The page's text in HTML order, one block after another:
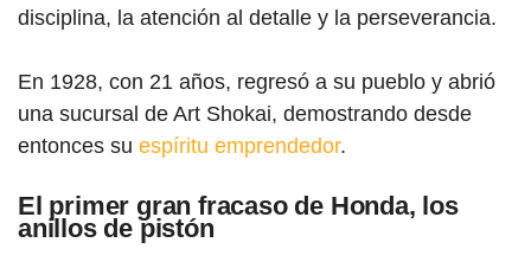
disciplina, la atención al detalle y la perseverancia.
En 1928, con 21 años, regresó a su pueblo y abrió
una sucursal de Art Shokai, demostrando desde
entonces su espíritu emprendedor.
El primer gran fracaso de Honda, los
anillos de pistón